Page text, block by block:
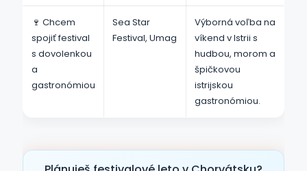
🍷 Chcem
spojiť festival
s dovolenkou
a
gastronómiou
Sea Star
Festival, Umag
Výborná voľba na
víkend v Istrii s
hudbou, morom a
špičkovou
istrijskou
gastronómiou.